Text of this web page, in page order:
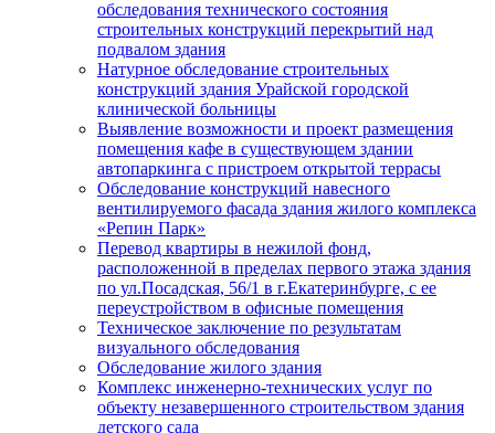
обследования технического состояния
строительных конструкций перекрытий над
подвалом здания
Натурное обследование строительных
конструкций здания Урайской городской
клинической больницы
Выявление возможности и проект размещения
помещения кафе в существующем здании
автопаркинга с пристроем открытой террасы
Обследование конструкций навесного
вентилируемого фасада здания жилого комплекса
«Репин Парк»
Перевод квартиры в нежилой фонд,
расположенной в пределах первого этажа здания
по ул.Посадская, 56/1 в г.Екатеринбурге, с ее
переустройством в офисные помещения
Техническое заключение по результатам
визуального обследования
Обследование жилого здания
Комплекс инженерно-технических услуг по
объекту незавершенного строительством здания
детского сада